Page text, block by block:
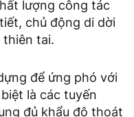
lượng công tác
chủ động di dời
tai.
để ứng phó với
là các tuyến
đủ khẩu độ thoát